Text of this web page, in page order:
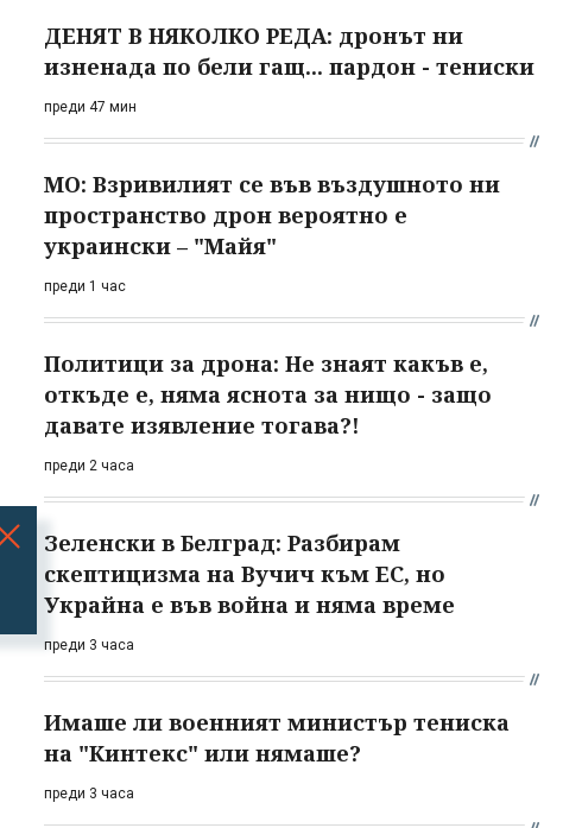
ДЕНЯТ В НЯКОЛКО РЕДА: дронът ни
изненада по бели гащ... пардон - тениски
преди 47 мин
МО: Взривилият се във въздушното ни
пространство дрон вероятно е
украински – "Майя"
преди 1 час
Политици за дрона: Не знаят какъв е,
откъде е, няма яснота за нищо - защо
давате изявление тогава?!
преди 2 часа
Зеленски в Белград: Разбирам
скептицизма на Вучич към ЕС, но
Украйна е във война и няма време
преди 3 часа
Имаше ли военният министър тениска
на "Кинтекс" или нямаше?
преди 3 часа